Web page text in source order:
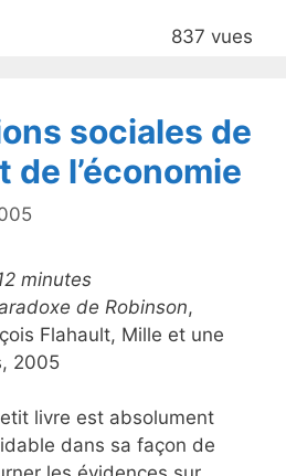
837 vues
sociales de
de l’économie
minutes
de Robinson,
Flahault, Mille et une
2005
livre est absolument
dans sa façon de